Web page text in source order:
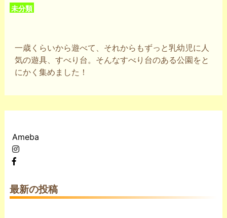
未分類
一歳くらいから遊べて、それからもずっと乳幼児に人
気の遊具、すべり台。そんなすべり台のある公園をと
にかく集めました！
Ameba
最新の投稿